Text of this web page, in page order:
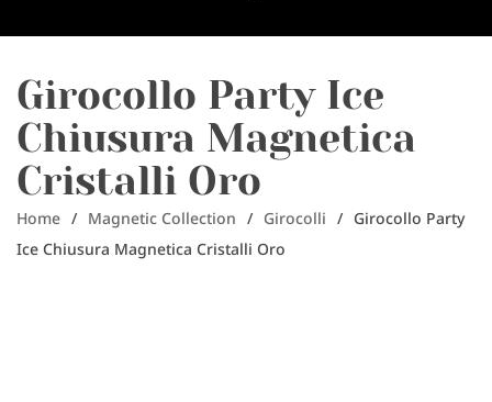
Girocollo Party Ice
Chiusura Magnetica
Cristalli Oro
Home / Magnetic Collection / Girocolli / Girocollo Party
Ice Chiusura Magnetica Cristalli Oro